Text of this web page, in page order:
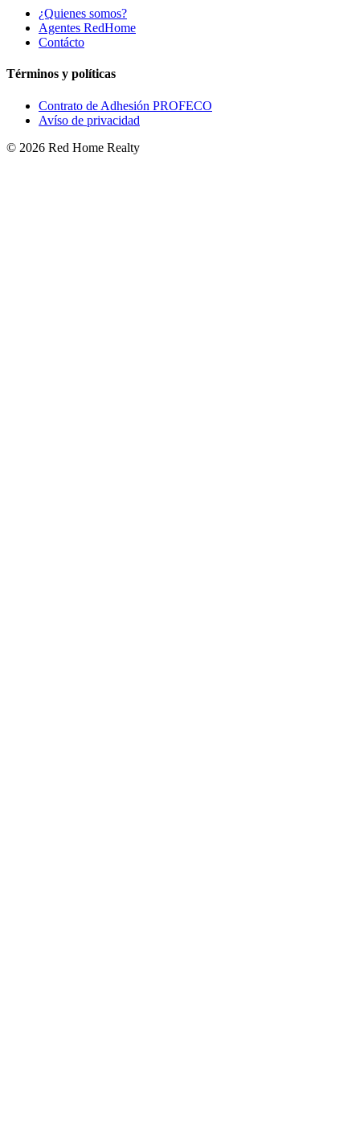
¿Quienes somos?
Agentes RedHome
Contácto
Términos y políticas
Contrato de Adhesión PROFECO
Avíso de privacidad
© 2026 Red Home Realty